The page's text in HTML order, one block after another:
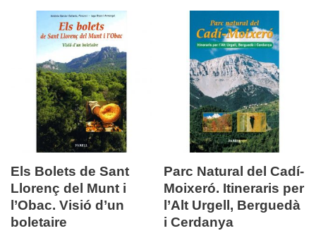
Els Bolets de Sant
Llorenç del Munt i
l’Obac. Visió d’un
boletaire
Parc Natural del Cadí-
Moixeró. Itineraris per
l’Alt Urgell, Berguedà
i Cerdanya